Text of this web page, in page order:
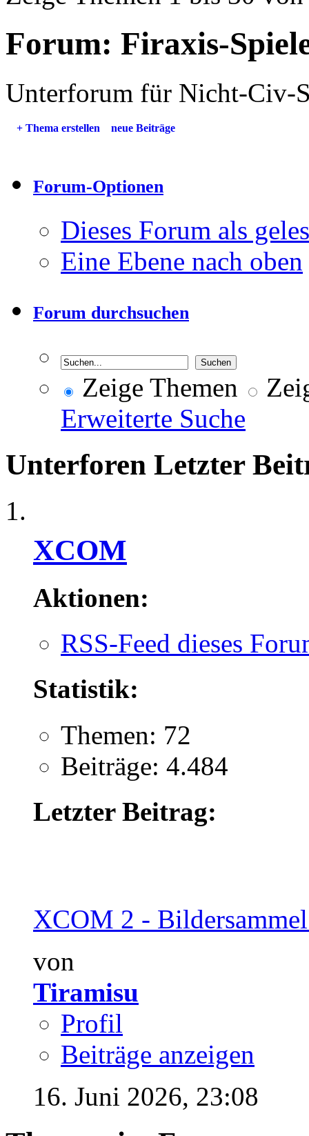
Forum: Firaxis-
Unterforum für Nicht-Civ-
+ Thema erstellen neue Beiträge
Forum-Optionen
Dieses Forum als
Eine Ebene nach oben
Forum durchsuchen
Zeige Themen
Erweiterte Suche
Unterforen Letzter
XCOM
Aktionen:
RSS-Feed dieses
Statistik:
Themen: 72
Beiträge: 4.484
Letzter Beitrag:
XCOM 2 -
von
Tiramisu
Profil
Beiträge anzeigen
16. Juni 2026, 23:08